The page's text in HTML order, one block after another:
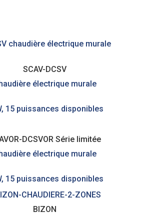
SCAV-DCSV
électrique murale
15 puissances disponibles
DCSVOR Série limitée
électrique murale
15 puissances disponibles
BIZON